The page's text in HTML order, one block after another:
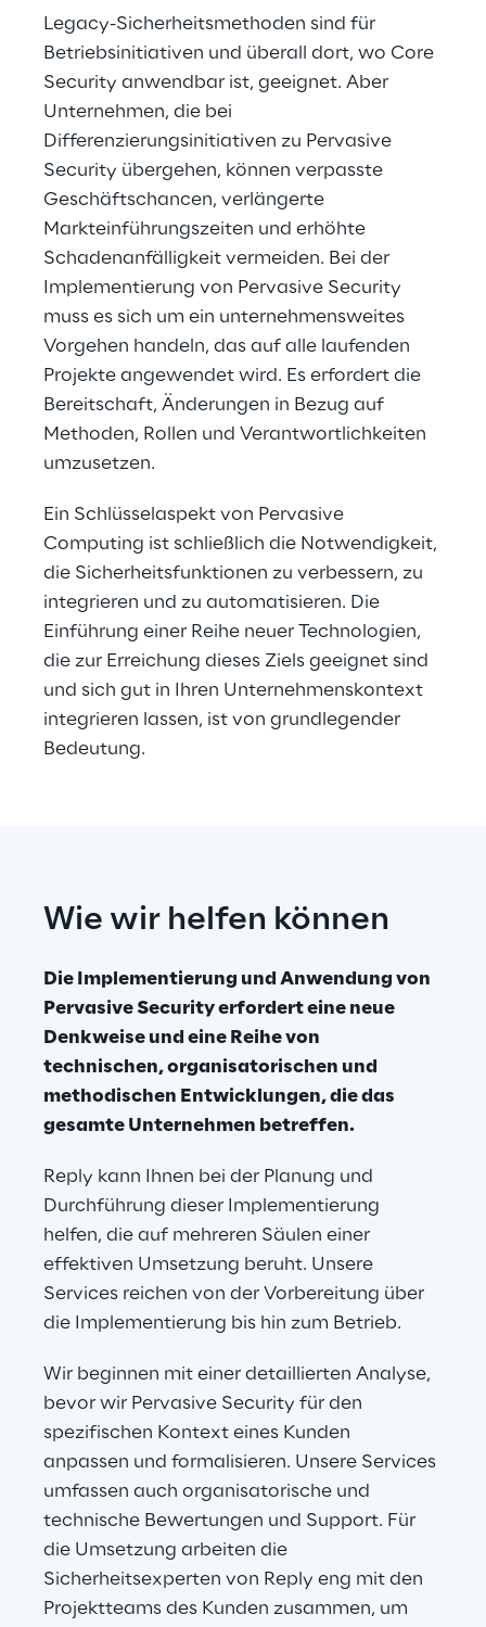
Legacy-Sicherheitsmethoden sind für
Betriebsinitiativen und überall dort, wo Core
Security anwendbar ist, geeignet. Aber
Unternehmen, die bei
Differenzierungsinitiativen zu Pervasive
Security übergehen, können verpasste
Geschäftschancen, verlängerte
Markteinführungszeiten und erhöhte
Schadenanfälligkeit vermeiden. Bei der
Implementierung von Pervasive Security
muss es sich um ein unternehmensweites
Vorgehen handeln, das auf alle laufenden
Projekte angewendet wird. Es erfordert die
Bereitschaft, Änderungen in Bezug auf
Methoden, Rollen und Verantwortlichkeiten
umzusetzen.
Ein Schlüsselaspekt von Pervasive
Computing ist schließlich die Notwendigkeit,
die Sicherheitsfunktionen zu verbessern, zu
integrieren und zu automatisieren. Die
Einführung einer Reihe neuer Technologien,
die zur Erreichung dieses Ziels geeignet sind
und sich gut in Ihren Unternehmenskontext
integrieren lassen, ist von grundlegender
Bedeutung.
Wie wir helfen können
Die Implementierung und Anwendung von
Pervasive Security erfordert eine neue
Denkweise und eine Reihe von
technischen, organisatorischen und
methodischen Entwicklungen, die das
gesamte Unternehmen betreffen.
Reply kann Ihnen bei der Planung und
Durchführung dieser Implementierung
helfen, die auf mehreren Säulen einer
effektiven Umsetzung beruht. Unsere
Services reichen von der Vorbereitung über
die Implementierung bis hin zum Betrieb.
Wir beginnen mit einer detaillierten Analyse,
bevor wir Pervasive Security für den
spezifischen Kontext eines Kunden
anpassen und formalisieren. Unsere Services
umfassen auch organisatorische und
technische Bewertungen und Support. Für
die Umsetzung arbeiten die
Sicherheitsexperten von Reply eng mit den
Projektteams des Kunden zusammen, um